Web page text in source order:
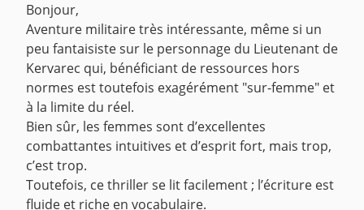
Bonjour,
Aventure militaire très intéressante, même si un
peu fantaisiste sur le personnage du Lieutenant de
Kervarec qui, bénéficiant de ressources hors
normes est toutefois exagérément "sur-femme" et
à la limite du réel.
Bien sûr, les femmes sont d’excellentes
combattantes intuitives et d’esprit fort, mais trop,
c’est trop.
Toutefois, ce thriller se lit facilement ; l’écriture est
fluide et riche en vocabulaire.